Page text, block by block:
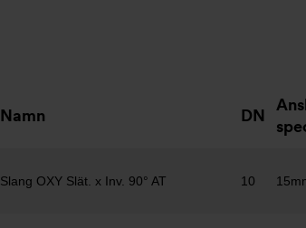
Namn DN
Slang OXY Slät. x Inv. 90° AT 10